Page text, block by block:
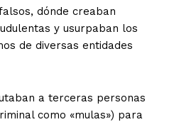
dónde creaban
y usurpaban los
de diversas entidades
a terceras personas
como «mulas») para